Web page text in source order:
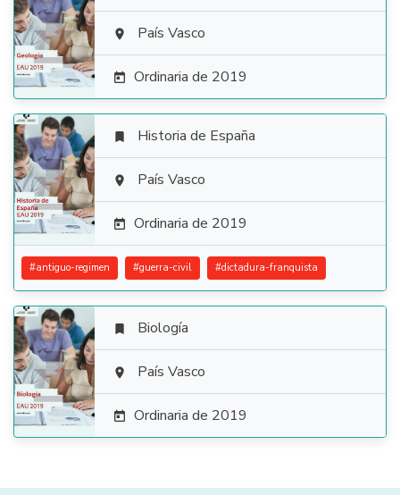
  País Vasco
 Ordinaria de 2019

 Historia de España
 País Vasco
 Ordinaria de 2019
#antiguo-regimen #guerra-civil #dictadura-franquista

 Biología
 País Vasco
 Ordinaria de 2019